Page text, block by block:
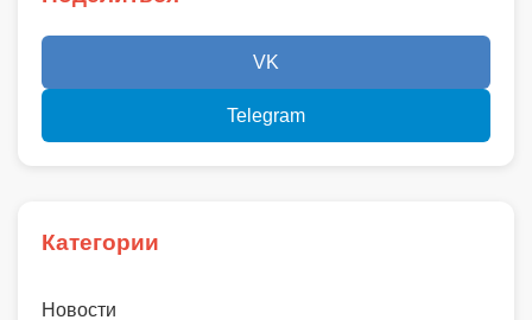
VK
Telegram
Категории
Новости